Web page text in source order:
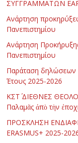
ΣΥΓΓΡΑΜΜΑΤΩΝ
Ανάρτηση
Πανεπιστημίου
Ανάρτηση
Πανεπιστημίου
Παράταση δηλώσεων
Έτους 2025-2026
ΚΣΤ΄ ΔΙΕΘΝΕΣ
Παλαμᾶς ἀπὸ τὴν
ΠΡΟΣΚΛΗΣΗ
ERASMUS+ 2025-